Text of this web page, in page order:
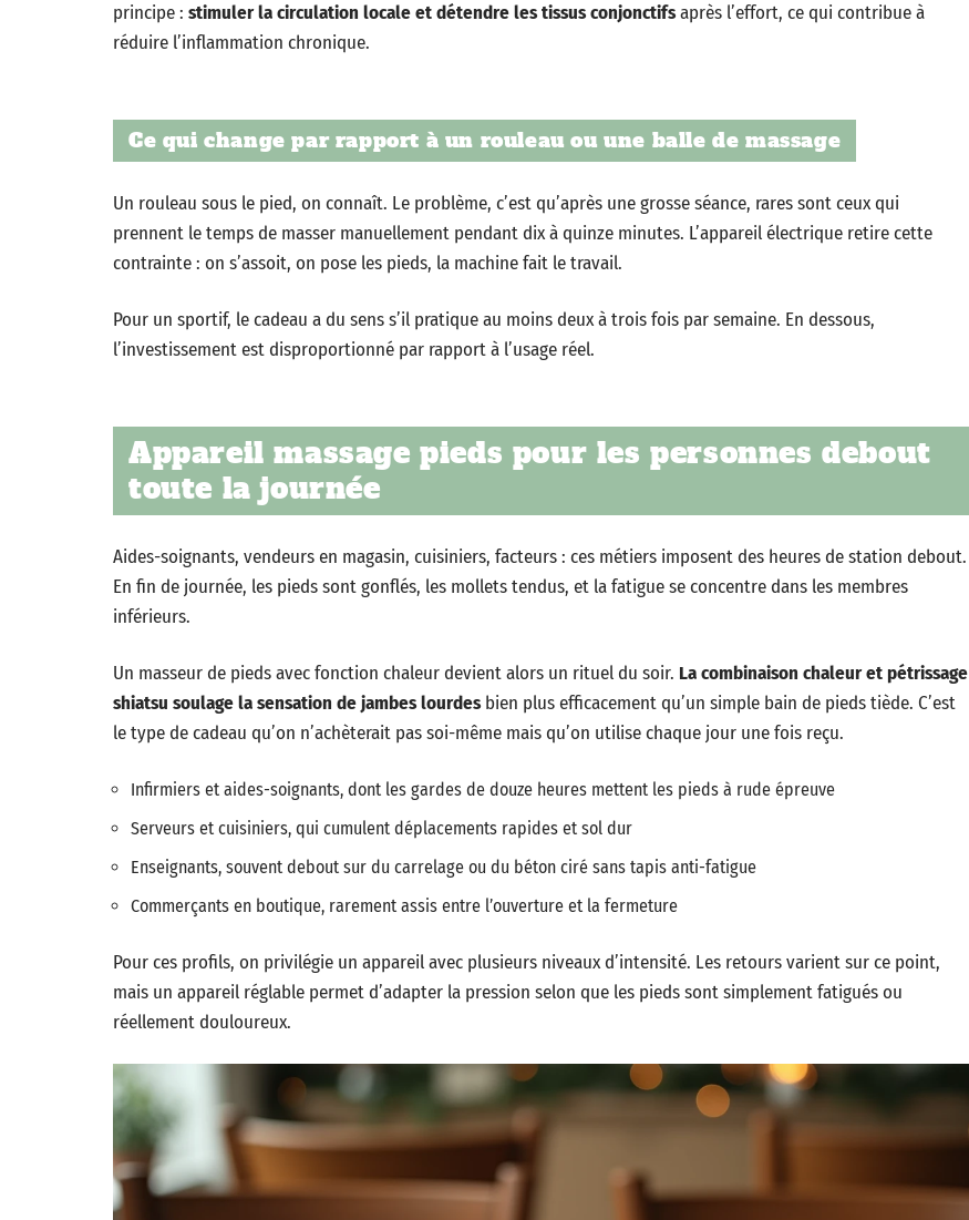
principe : stimuler la circulation locale et détendre les tissus conjonctifsaprès l’effort, ce qui contribue à
réduire l’inflammation chronique.
Ce qui change par rapport à un rouleau ou une balle de massage
Un rouleau sous le pied, on connaît. Le problème, c’est qu’après une grosse séance, rares sont ceux qui
prennent le temps de masser manuellement pendant dix à quinze minutes. L’appareil électrique retire cette
contrainte : on s’assoit, on pose les pieds, la machine fait le travail.
Pour un sportif, le cadeau a du sens s’il pratique au moins deux à trois fois par semaine. En dessous,
l’investissement est disproportionné par rapport à l’usage réel.
Appareil massage pieds pour les personnes debout
toute la journée
Aides-soignants, vendeurs en magasin, cuisiniers, facteurs : ces métiers imposent des heures de station debout.
En fin de journée, les pieds sont gonflés, les mollets tendus, et la fatigue se concentre dans les membres
inférieurs.
Un masseur de pieds avec fonction chaleur devient alors un rituel du soir. La combinaison chaleur et pétrissage
shiatsu soulage la sensation de jambes lourdesbien plus efficacement qu’un simple bain de pieds tiède. C’est
le type de cadeau qu’on n’achèterait pas soi-même mais qu’on utilise chaque jour une fois reçu.
Infirmiers et aides-soignants, dont les gardes de douze heures mettent les pieds à rude épreuve
Serveurs et cuisiniers, qui cumulent déplacements rapides et sol dur
Enseignants, souvent debout sur du carrelage ou du béton ciré sans tapis anti-fatigue
Commerçants en boutique, rarement assis entre l’ouverture et la fermeture
Pour ces profils, on privilégie un appareil avec plusieurs niveaux d’intensité. Les retours varient sur ce point,
mais un appareil réglable permet d’adapter la pression selon que les pieds sont simplement fatigués ou
réellement douloureux.